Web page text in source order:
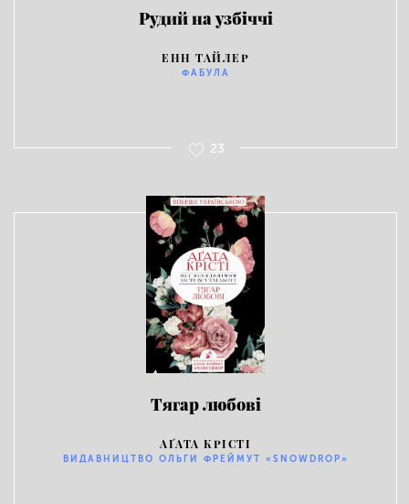
Рудий на узбіччі
ЕНН ТАЙЛЕР
ФАБУЛА
23
Тягар любові
АҐАТА КРІСТІ
ВИДАВНИЦТВО ОЛЬГИ ФРЕЙМУТ «SNOWDROP»